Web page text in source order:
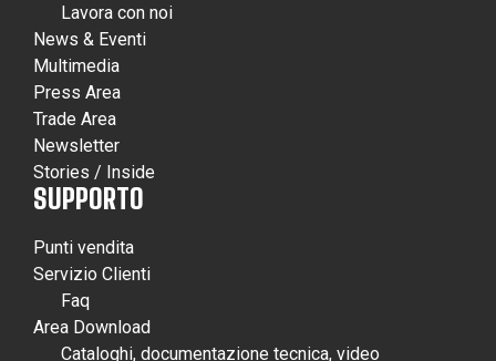
Lavora con noi
News & Eventi
Multimedia
Press Area
Trade Area
Newsletter
Stories / Inside
SUPPORTO
Punti vendita
Servizio Clienti
Faq
Area Download
Cataloghi, documentazione tecnica, video